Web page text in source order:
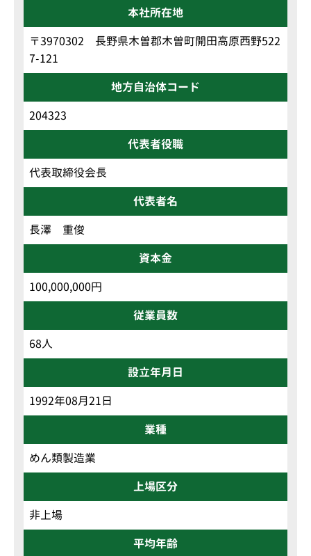
本社所在地
〒3970302 長野県木曽郡木曽町開田高原西野522
7-121
地方自治体コード
204323
代表者役職
代表取締役会長
代表者名
長澤 重俊
資本金
100,000,000円
従業員数
68人
設立年月日
1992年08月21日
業種
めん類製造業
上場区分
非上場
平均年齢